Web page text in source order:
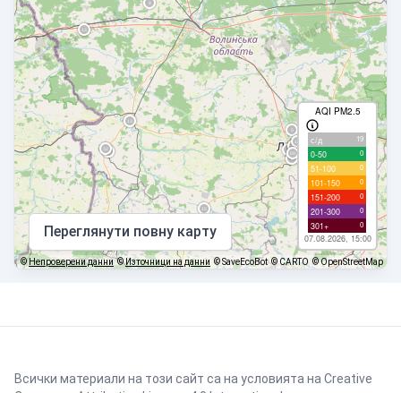
AQI PM2.5
с/д 19
0-50 0
51-100 0
101-150 0
151-200 0
201-300 0
301+ 0
07.08.2026, 15:00
Переглянути повну карту
©Непроверени данни ©Източници на данни © SaveEcoBot © CARTO © OpenStreetMap
Всички материали на този сайт са на условията на Creative